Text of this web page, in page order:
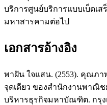
บริการศูนย์บริการแบบเบ็ดเ
มหาสารคามต่อไป
เอกสารอ้างอิง
พาฝัน ใจแสน. (2553). คุณภ
จุดเดียว ของสำนักงานพาณิ
บริหารธุรกิจมหาบัณฑิต. กรุง